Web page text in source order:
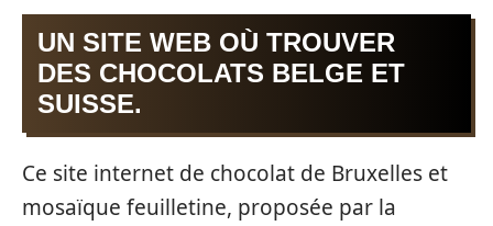
UN SITE WEB OÙ TROUVER
DES CHOCOLATS BELGE ET
SUISSE.
Ce site internet de chocolat de Bruxelles et
mosaïque feuilletine, proposée par la